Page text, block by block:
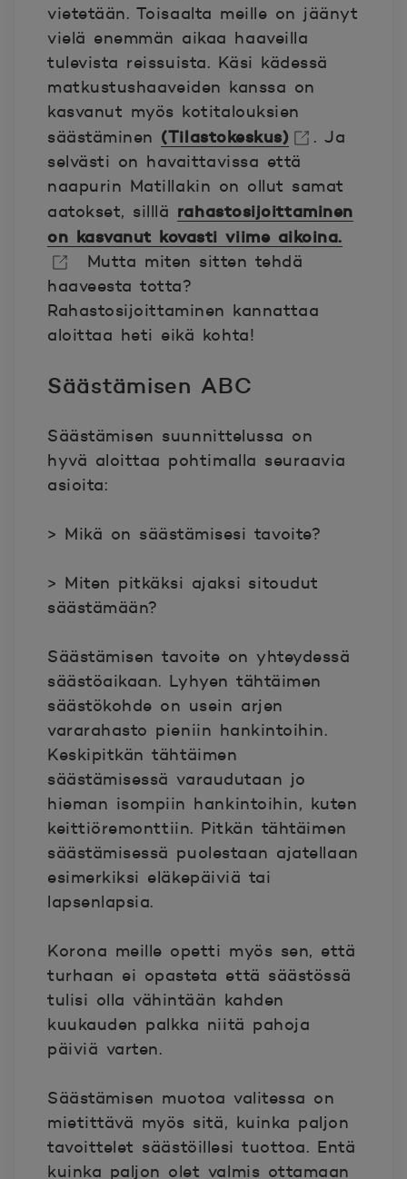
vietetään. Toisaalta meille on jäänyt
vielä enemmän aikaa haaveilla
tulevista reissuista. Käsi kädessä
matkustushaaveiden kanssa on
kasvanut myös kotitalouksien
säästäminen (Tilastokeskus)
Avautuu uuteen ikkunaan.
. Ja
selvästi on havaittavissa että
naapurin Matillakin on ollut samat
aatokset, silllä rahastosijoittaminen
on kasvanut kovasti viime aikoina.
Avautuu uuteen ikkunaan.
Mutta miten sitten tehdä
haaveesta totta?
Rahastosijoittaminen kannattaa
aloittaa heti eikä kohta!
Säästämisen ABC
Säästämisen suunnittelussa on
hyvä aloittaa pohtimalla seuraavia
asioita:
> Mikä on säästämisesi tavoite?
> Miten pitkäksi ajaksi sitoudut
säästämään?
Säästämisen tavoite on yhteydessä
säästöaikaan. Lyhyen tähtäimen
säästökohde on usein arjen
vararahasto pieniin hankintoihin.
Keskipitkän tähtäimen
säästämisessä varaudutaan jo
hieman isompiin hankintoihin, kuten
keittiöremonttiin. Pitkän tähtäimen
säästämisessä puolestaan ajatellaan
esimerkiksi eläkepäiviä tai
lapsenlapsia.
Korona meille opetti myös sen, että
turhaan ei opasteta että säästössä
tulisi olla vähintään kahden
kuukauden palkka niitä pahoja
päiviä varten.
Säästämisen muotoa valitessa on
mietittävä myös sitä, kuinka paljon
tavoittelet säästöillesi tuottoa. Entä
kuinka paljon olet valmis ottamaan